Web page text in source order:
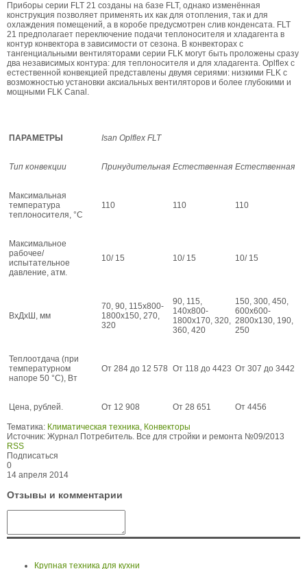
Приборы серии FLT 21 созданы на базе FLT, однако изме­нённая
конструкция позволяет применять их как для отопления, так и для
охлажде­ния помещений, а в коробе предусмотрен слив конденсата. FLT
21 предполагает пе­реключение подачи теплоносителя и хлад­агента в
контур конвектора в зависимости от сезона. В конвекторах с
тангенциальны­ми вентиляторами серии FLK могут быть проложены сразу
два независимых кон­тура: для теплоносителя и для хладагента. Oplflex с
естественной конвекцией пред­ставлены двумя сериями: низкими FLK с
возможностью установки аксиальных вентиляторов и более глубокими и
мощ­ными FLK Canal.
ПАРАМЕТРЫ Isan Oplflex FLT
Тип конвекции Принудительная Естественная Естественная
Максимальная
температура
теплоносителя, °C
110 110 110
Максимальное
рабочее/
испытательное
давление, атм.
10/ 15 10/ 15 10/ 15
ВхДхШ, мм
70, 90, 115x800-
1800x150, 270,
320
90, 115,
140x800-
1800x170, 320,
360, 420
150, 300, 450,
600x600-
2800x130, 190,
250
Теплоотдача (при
температурном
напоре 50 °C), Вт
От 284 до 12 578 От 118 до 4423 От 307 до 3442
Цена, рублей. От 12 908 От 28 651 От 4456
Тематика: Климатическая техника, Конвекторы
Источник: Журнал Потребитель. Все для стройки и ремонта №09/2013
RSS
Подписаться
0
14 апреля 2014
Отзывы и комментарии
Крупная техника для кухни